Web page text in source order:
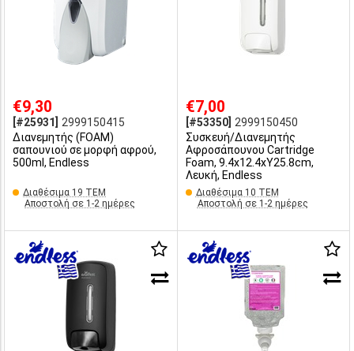
€9,30
[#25931]
2999150415
Διανεμητής (FOAM)
σαπουνιού σε μορφή αφρού,
500ml, Endless
Διαθέσιμα 19 ΤΕΜ
Αποστολή σε 1-2 ημέρες
€7,00
[#53350] 2999150450
Συσκευή/Διανεμητής
Αφροσάπουνου Cartridge
Foam, 9.4x12.4xΥ25.8cm,
Λευκή, Endless
Διαθέσιμα 10 ΤΕΜ
Αποστολή σε 1-2 ημέρες